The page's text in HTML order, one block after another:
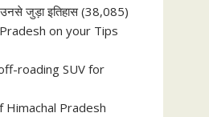
जुड़ा इतिहास (38,085)
on your Tips
roading SUV for
Pradesh